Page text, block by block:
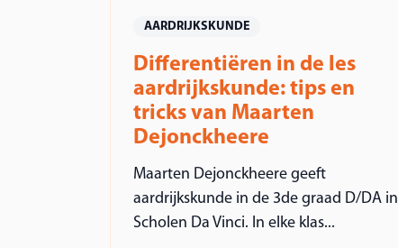
AARDRIJKSKUNDE
Differentiëren in de les
aardrijkskunde: tips en
tricks van Maarten
Dejonckheere
Maarten Dejonckheere geeft
aardrijkskunde in de 3de graad D/DA in
Scholen Da Vinci. In elke klas...